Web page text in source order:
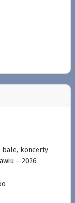
bale, koncerty
– 2026